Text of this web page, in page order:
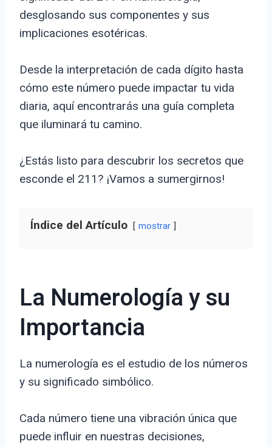
desglosando sus componentes y sus
implicaciones esotéricas.
Desde la interpretación de cada dígito hasta
cómo este número puede impactar tu vida
diaria, aquí encontrarás una guía completa
que iluminará tu camino.
¿Estás listo para descubrir los secretos que
esconde el 211? ¡Vamos a sumergirnos!
Índice del Artículo mostrar
La Numerología y su
Importancia
La numerología es el estudio de los números
y su significado simbólico.
Cada número tiene una vibración única que
puede influir en nuestras decisiones,